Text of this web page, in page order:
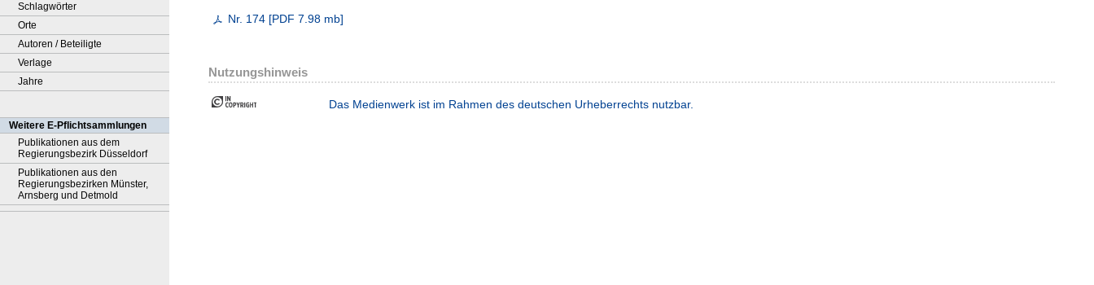
Schlagwörter
Orte
Autoren / Beteiligte
Verlage
Jahre
Weitere E-Pflichtsammlungen
Publikationen aus dem
Regierungsbezirk Düsseldorf
Publikationen aus den
Regierungsbezirken Münster,
Arnsberg und Detmold
Nr. 174 [PDF 7.98 mb]
Nutzungshinweis
Das Medienwerk ist im Rahmen des deutschen Urheberrechts nutzbar.